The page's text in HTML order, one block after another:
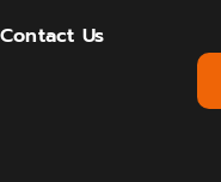
Contact Us